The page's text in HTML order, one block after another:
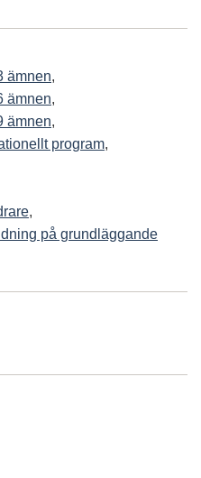
ämnen,
ämnen,
ämnen,
program,
,
på grundläggande